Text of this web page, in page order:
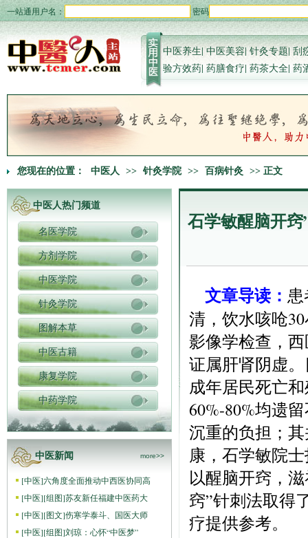
一站通用户名： 密码
中医养生|中医美容|针灸专题|刮
验方效药| 药膳食疗| 药茶大全| 药
您现在的位置： 中医人 >> 针灸学院 >> 百病针灸 >> 正文
中医人热门频道
名医学院
方剂学院
中医学院
针灸学院
图解本草
中医古籍
康复学院
中药学院
中医新闻 more>>
[中医]六角度全面推动中西医协同高
[中医][组图]苏友新任福建中医药大
[中医][图文]伤寒学泰斗、国医大师
[中医][组图]刘琼：心怀“中医梦”
石学敏醒脑开
文章导读：
清，饮水咳呛
影像学检查，
证属肝肾阴虚
成年居民死亡
60%-80%均遗
沉重的负担；
康，石学敏院
以醒脑开窍，
窍”针刺法取得
疗提供参考。